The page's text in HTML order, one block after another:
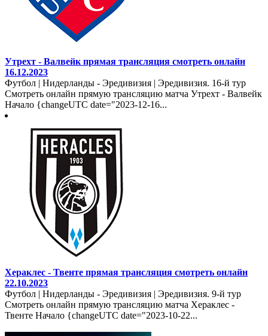
Утрехт - Валвейк прямая трансляция смотреть онлайн
16.12.2023
Футбол | Нидерланды - Эредивизия | Эредивизия. 16-й тур
Смотреть онлайн прямую трансляцию матча Утрехт - Валвейк
Начало {changeUTC date="2023-12-16...
Хераклес - Твенте прямая трансляция смотреть онлайн
22.10.2023
Футбол | Нидерланды - Эредивизия | Эредивизия. 9-й тур
Смотреть онлайн прямую трансляцию матча Хераклес -
Твенте Начало {changeUTC date="2023-10-22...